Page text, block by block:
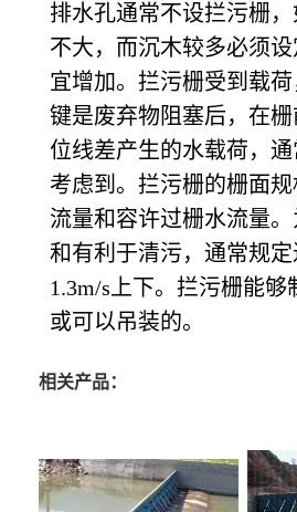
排水孔通常不设拦污栅
不大，而沉木较多必须
宜增加。拦污栅受到载
键是废弃物阻塞后，在
位线差产生的水载荷，
考虑到。拦污栅的栅面
流量和容许过栅水流量
和有利于清污，通常规
1.3m/s上下。拦污栅能够
或可以吊装的。
相关产品：